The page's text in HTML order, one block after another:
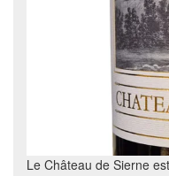
Le Château de Sierne